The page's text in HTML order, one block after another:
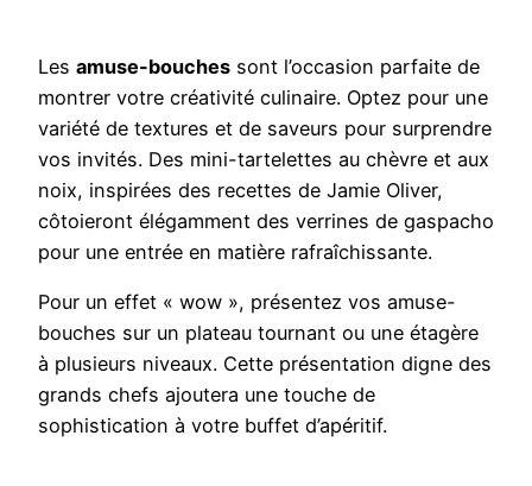
Les amuse-bouches sont l’occasion parfaite de
montrer votre créativité culinaire. Optez pour une
variété de textures et de saveurs pour surprendre
vos invités. Des mini-tartelettes au chèvre et aux
noix, inspirées des recettes de Jamie Oliver,
côtoieront élégamment des verrines de gaspacho
pour une entrée en matière rafraîchissante.
Pour un effet « wow », présentez vos amuse-
bouches sur un plateau tournant ou une étagère
à plusieurs niveaux. Cette présentation digne des
grands chefs ajoutera une touche de
sophistication à votre buffet d’apéritif.